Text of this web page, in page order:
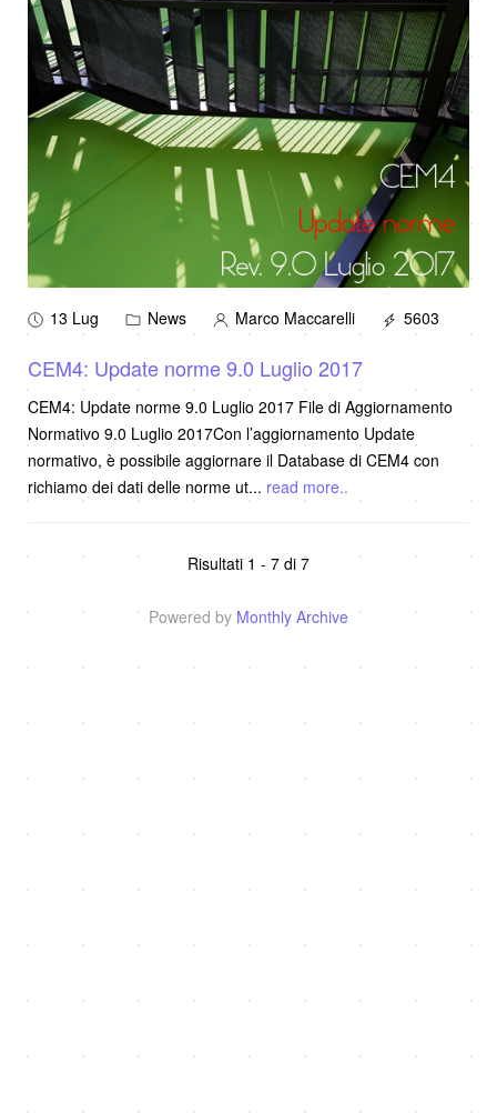
13 Lug News Marco Maccarelli 5603
CEM4: Update norme 9.0 Luglio 2017
CEM4: Update norme 9.0 Luglio 2017 File di Aggiornamento
Normativo 9.0 Luglio 2017Con l’aggiornamento Update
normativo, è possibile aggiornare il Database di CEM4 con
richiamo dei dati delle norme ut... read more..
Risultati 1 - 7 di 7
Powered by Monthly Archive